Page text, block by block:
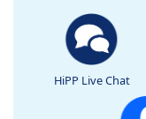
HiPP Live Chat